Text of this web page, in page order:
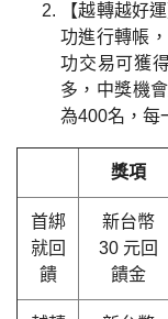
【越轉越好
功進行轉帳
功交易可獲
多，中獎機
為400名，每
獎項
首綁
就回
饋
新台幣
30 元回
饋金